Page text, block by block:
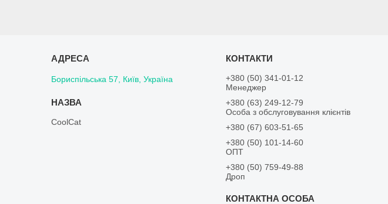
Бориспільська 57, Київ, Україна
CoolCat
+380 (50) 341-01-12
Менеджер
+380 (63) 249-12-79
Особа з обслуговування клієнтів
+380 (67) 603-51-65
+380 (50) 101-14-60
ОПТ
+380 (50) 759-49-88
Дроп